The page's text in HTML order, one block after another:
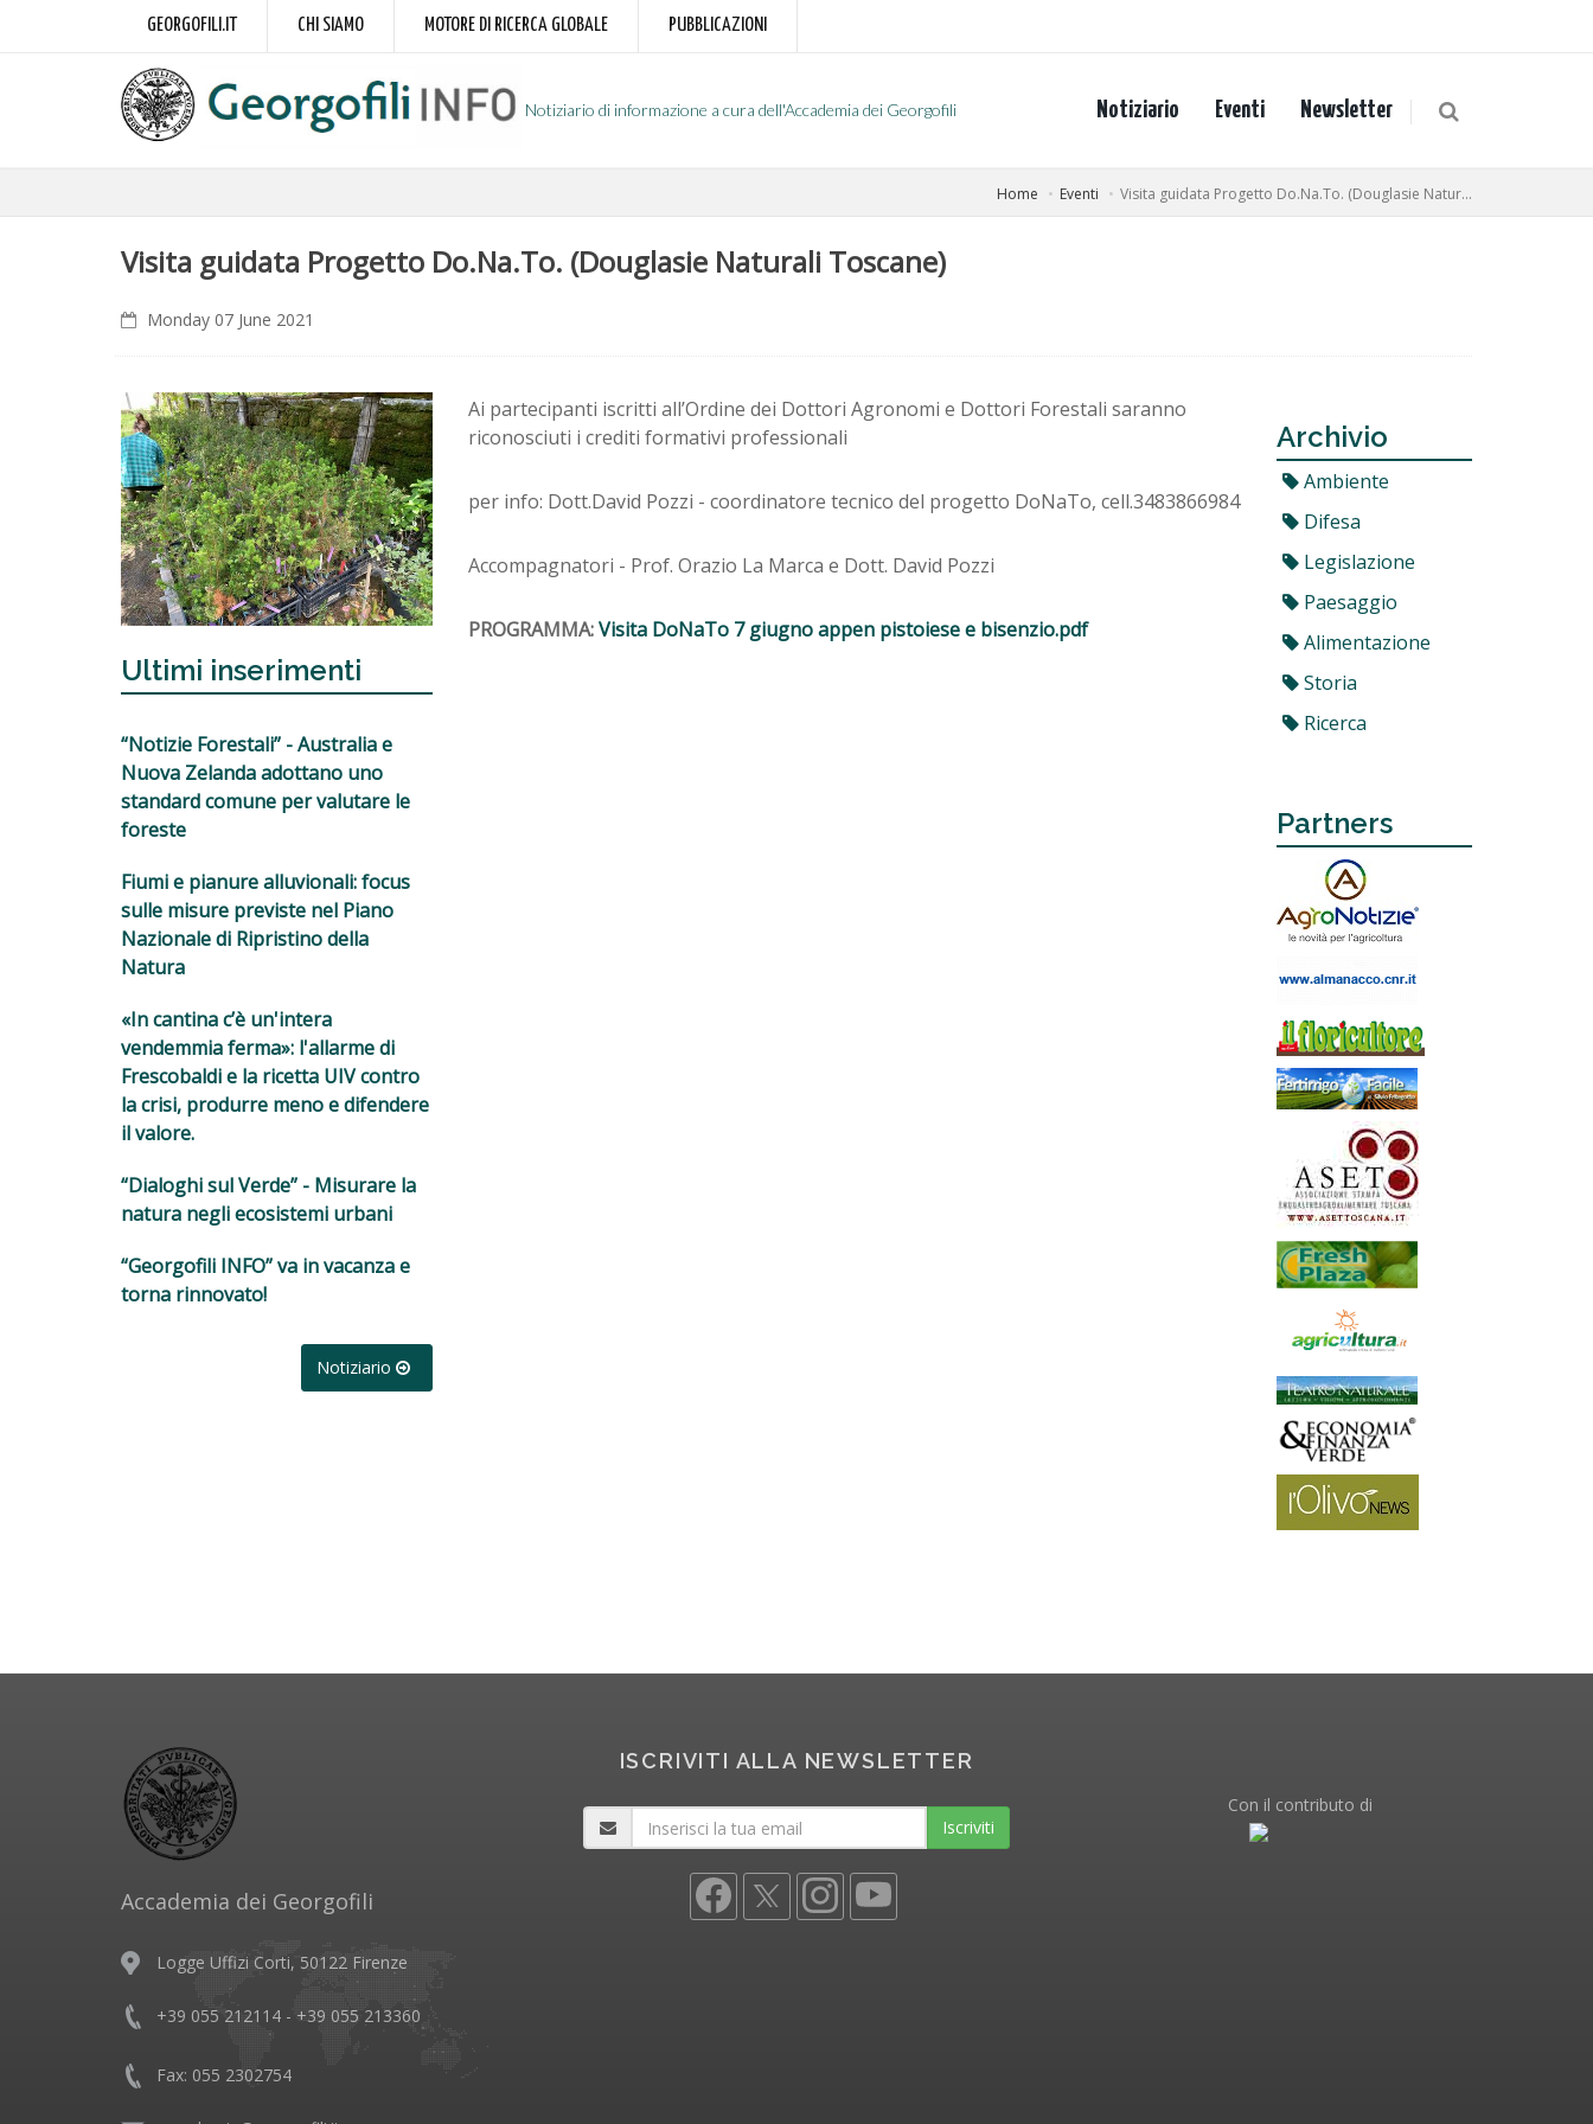
GEORGOFILI.IT CHI SIAMO MOTORE DI RICERCA GLOBALE PUBBLICAZIONI
Notiziario di informazione a cura dell'Accademia dei Georgofili Notiziario Eventi Newsletter
Home Eventi Visita guidata Progetto Do.Na.To. (Douglasie Natur...
Visita guidata Progetto Do.Na.To. (Douglasie Naturali Toscane)
Monday 07 June 2021
Ultimi inserimenti
“Notizie Forestali” - Australia e
Nuova Zelanda adottano uno
standard comune per valutare le
foreste
Fiumi e pianure alluvionali: focus
sulle misure previste nel Piano
Nazionale di Ripristino della
Natura
«In cantina c’è un'intera
vendemmia ferma»: l'allarme di
Frescobaldi e la ricetta UIV contro
la crisi, produrre meno e difendere
il valore.
“Dialoghi sul Verde” - Misurare la
natura negli ecosistemi urbani
“Georgofili INFO” va in vacanza e
torna rinnovato!
Notiziario
Ai partecipanti iscritti all’Ordine dei Dottori Agronomi e Dottori Forestali saranno
riconosciuti i crediti formativi professionali
per info: Dott.David Pozzi - coordinatore tecnico del progetto DoNaTo, cell.3483866984
Accompagnatori - Prof. Orazio La Marca e Dott. David Pozzi
PROGRAMMA:Visita DoNaTo 7 giugno appen pistoiese e bisenzio.pdf
Archivio
Ambiente
Difesa
Legislazione
Paesaggio
Alimentazione
Storia
Ricerca
Partners
Accademia dei Georgofili
Logge Uffizi Corti, 50122 Firenze
+39 055 212114 - +39 055 213360
Fax: 055 2302754
ISCRIVITI ALLA NEWSLETTER
Iscriviti
Con il contributo di